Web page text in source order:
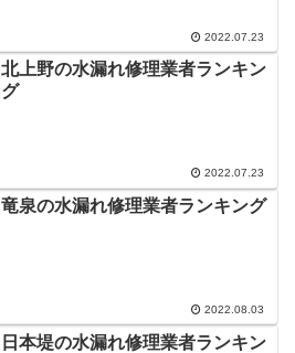
2022.07.23
北上野の水漏れ修理業者ランキン
グ
2022.07.23
竜泉の水漏れ修理業者ランキング
2022.08.03
日本堤の水漏れ修理業者ランキン